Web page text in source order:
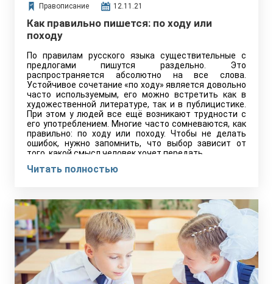
Правописание 12.11.21
Как правильно пишется: по ходу или
походу
По правилам русского языка существительные с
предлогами пишутся раздельно. Это
распространяется абсолютно на все слова.
Устойчивое сочетание «по ходу» является довольно
часто используемым, его можно встретить как в
художественной литературе, так и в публицистике.
При этом у людей все ещё возникают трудности с
его употреблением. Многие часто сомневаются, как
правильно: по ходу или походу. Чтобы не делать
ошибок, нужно запомнить, что выбор зависит от
того, какой смысл человек хочет передать.…
Читать полностью